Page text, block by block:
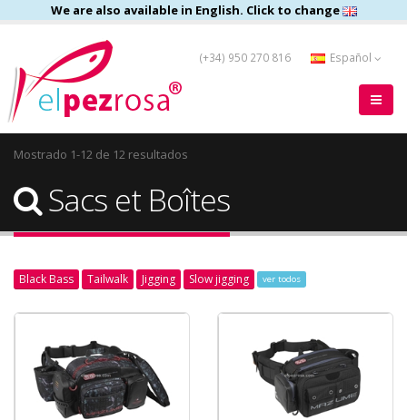
We are also available in English. Click to change
(+34) 950 270 816 Español
Mostrado 1-12 de 12 resultados
Sacs et Boîtes
Black Bass Tailwalk Jigging Slow jigging ver todos